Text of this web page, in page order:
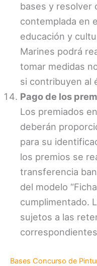
bases y resolver
contemplada en
educación y
Marines podrá
tomar medidas
si contribuyen al
Pago de los
Los premiados
deberán
para su
los premios se
transferencia
del modelo
cumplimentado.
sujetos a las
Bases Concurso de